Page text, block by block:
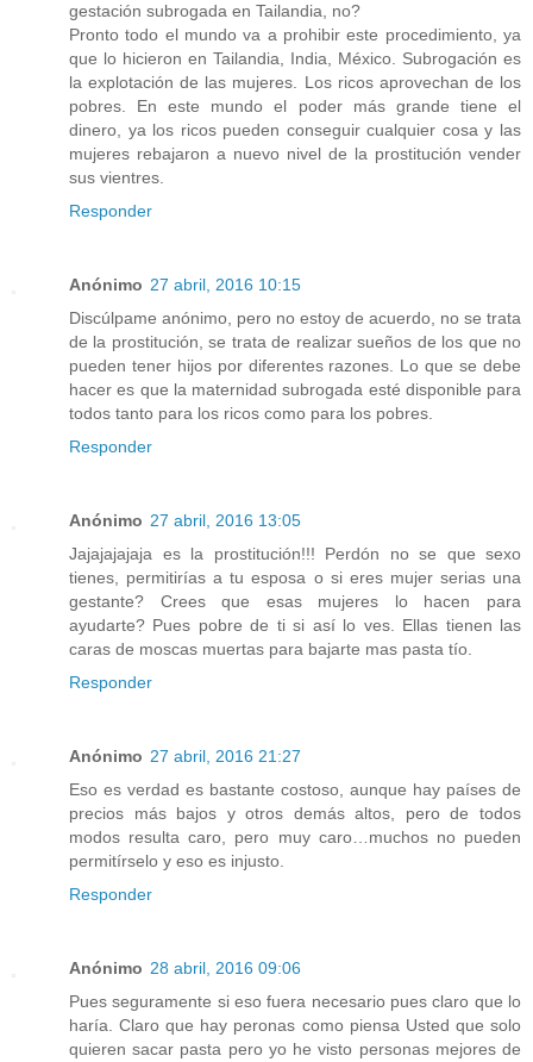
gestación subrogada en Tailandia, no?
Pronto todo el mundo va a prohibir este procedimiento, ya
que lo hicieron en Tailandia, India, México. Subrogación es
la explotación de las mujeres. Los ricos aprovechan de los
pobres. En este mundo el poder más grande tiene el
dinero, ya los ricos pueden conseguir cualquier cosa y las
mujeres rebajaron a nuevo nivel de la prostitución vender
sus vientres.
Responder
Anónimo 27 abril, 2016 10:15
Discúlpame anónimo, pero no estoy de acuerdo, no se trata
de la prostitución, se trata de realizar sueños de los que no
pueden tener hijos por diferentes razones. Lo que se debe
hacer es que la maternidad subrogada esté disponible para
todos tanto para los ricos como para los pobres.
Responder
Anónimo 27 abril, 2016 13:05
Jajajajajaja es la prostitución!!! Perdón no se que sexo
tienes, permitirías a tu esposa o si eres mujer serias una
gestante? Crees que esas mujeres lo hacen para
ayudarte? Pues pobre de ti si así lo ves. Ellas tienen las
caras de moscas muertas para bajarte mas pasta tío.
Responder
Anónimo 27 abril, 2016 21:27
Eso es verdad es bastante costoso, aunque hay países de
precios más bajos y otros demás altos, pero de todos
modos resulta caro, pero muy caro…muchos no pueden
permitírselo y eso es injusto.
Responder
Anónimo 28 abril, 2016 09:06
Pues seguramente si eso fuera necesario pues claro que lo
haría. Claro que hay peronas como piensa Usted que solo
quieren sacar pasta pero yo he visto personas mejores de